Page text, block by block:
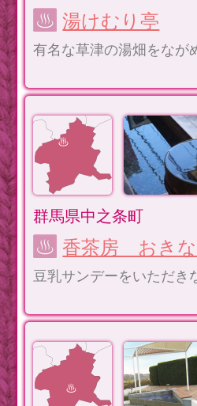
湯けむり亭
有名な草津の湯畑をなが
群馬県中之条町
香茶房 おき
豆乳サンデーをいただき